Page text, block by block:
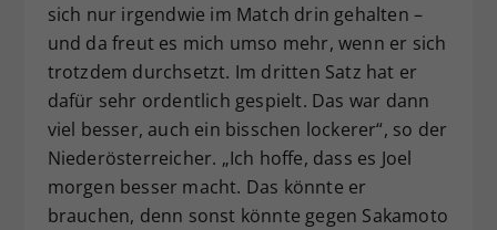
sich nur irgendwie im Match drin gehalten –
und da freut es mich umso mehr, wenn er sich
trotzdem durchsetzt. Im dritten Satz hat er
dafür sehr ordentlich gespielt. Das war dann
viel besser, auch ein bisschen lockerer“, so der
Niederösterreicher. „Ich hoffe, dass es Joel
morgen besser macht. Das könnte er
brauchen, denn sonst könnte gegen Sakamoto